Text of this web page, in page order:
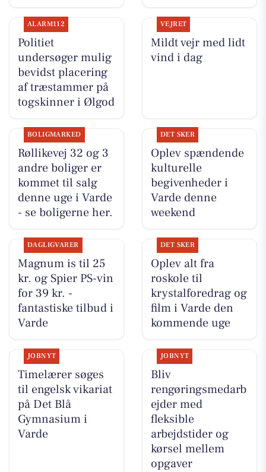
ALARM112
Politiet
undersøger mulig
bevidst placering
af træstammer på
togskinner i Ølgod
VEJRET
Mildt vejr med lidt
vind i dag
BOLIGMARKED
Røllikevej 32 og 3
andre boliger er
kommet til salg
denne uge i Varde
- se boligerne her.
DET SKER
Oplev spændende
kulturelle
begivenheder i
Varde denne
weekend
DAGLIGVARER
Magnum is til 25
kr. og Spier PS-vin
for 39 kr. -
fantastiske tilbud i
Varde
DET SKER
Oplev alt fra
roskole til
krystalforedrag og
film i Varde den
kommende uge
JOBNYT
Timelærer søges
til engelsk vikariat
på Det Blå
Gymnasium i
Varde
JOBNYT
Bliv
rengøringsmedarb
ejder med
fleksible
arbejdstider og
kørsel mellem
opgaver